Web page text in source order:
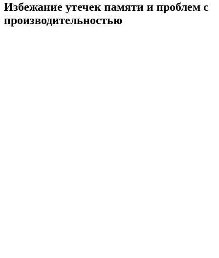
Избежание утечек памяти и проблем с
производительностью